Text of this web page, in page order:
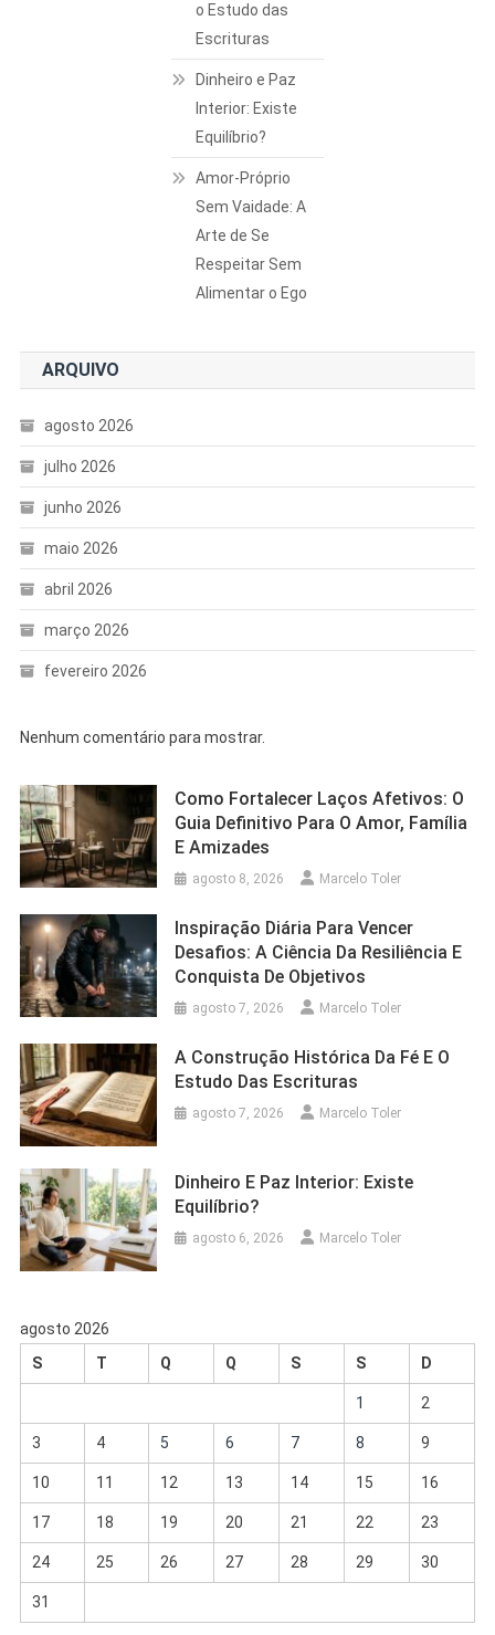
o Estudo das
Escrituras
Dinheiro e Paz
Interior: Existe
Equilíbrio?
Amor-Próprio
Sem Vaidade: A
Arte de Se
Respeitar Sem
Alimentar o Ego
ARQUIVO
agosto 2026
julho 2026
junho 2026
maio 2026
abril 2026
março 2026
fevereiro 2026
Nenhum comentário para mostrar.
Como Fortalecer Laços Afetivos: O
Guia Definitivo Para O Amor, Família
E Amizades
agosto 8, 2026 Marcelo Toler
Inspiração Diária Para Vencer
Desafios: A Ciência Da Resiliência E
Conquista De Objetivos
agosto 7, 2026 Marcelo Toler
A Construção Histórica Da Fé E O
Estudo Das Escrituras
agosto 7, 2026 Marcelo Toler
Dinheiro E Paz Interior: Existe
Equilíbrio?
agosto 6, 2026 Marcelo Toler
agosto 2026
S
T Q Q S S D
1 2
3 4 5 6 7 8 9
10 11 12 13 14 15 16
17 18 19 20 21 22 23
24 25 26 27 28 29 30
31